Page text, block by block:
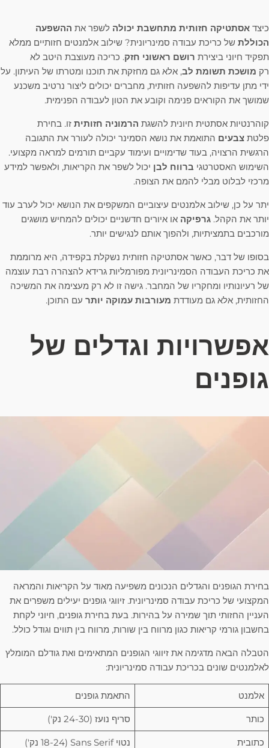
כיצד אסתטיקה חזותית מתחשבת יכולה לשפר את ההשפעה
הכוללת של כריכת עבודה סמינריונית? שילוב אלמנטים חזותיים ממלא
תפקיד חיוני ביצירת רושם ראשוני חזק. כריכה מעוצבת היטב לא
רק מושכת תשומת לב, אלא גם מחזקת את תוכנו ומטרתו של העיתון. על
ידי מתן עדיפות להשפעה חזותית, מחברים יכולים ליצור נרטיב משכנע
שמושך את הקוראים פנימה וקובע את הטון לעבודה הפנימית.
קוהרנטיות אסתטית חיונית להשגת הרמוניה חזותית זו. בחירת
פלטת צבעים התואמת את נושא הסמינר יכולה לעורר את התגובה
הרגשית הרצויה, בעוד שדימויים ועימוד עקביים תורמים למראה מקצועי.
השימוש האסטרטגי ברווח לבן יכול לשפר את הקריאות, ולאפשר למידע
מרכזי לבלוט מבלי להמם את הצופה.
יתר על כן, שילוב אלמנטים עיצוביים המשקפים את הנושא יכול לערב עוד
יותר את הקהל. גרפיקה או איורים חדשניים יכולים להמחיש מושגים
מורכבים בתמציתיות, ולהפוך אותם לנגישים יותר.
בסופו של דבר, כאשר אסתטיקה חזותית נשקלת בקפידה, היא מרוממת
את כריכת העבודה הסמינריונית מפורמליות גרידא להצהרה רבת עוצמה
של רעיונותיו ומחקריו של המחבר. גישה זו לא רק מעצימה את המשיכה
החזותית, אלא גם מעודדת מעורבות עמוקה יותר עם התוכן.
אפשרויות וגדלים של
גופנים
בחירת הגופנים והגדלים הנכונים משפיעה מאוד על הקריאות והמראה
המקצועי של כריכת עבודה סמינריונית. זיווגי גופנים יעילים משפרים את
העניין החזותי תוך שמירה על בהירות. בעת בחירת גופנים, חיוני לקחת
בחשבון גורמי קריאות כגון מרווח בין שורות, מרווח בין תווים וגודל כולל.
הטבלה הבאה מדגימה את זיווגי הגופנים המתאימים ואת גודלם המומלץ
לאלמנטים שונים בכריכת עבודה סמינריונית:
אלמנט התאמת גופנים
כותר סריף נועז (24-30 נק')
כתובית נטוי Sans Serif (18-24 נק')